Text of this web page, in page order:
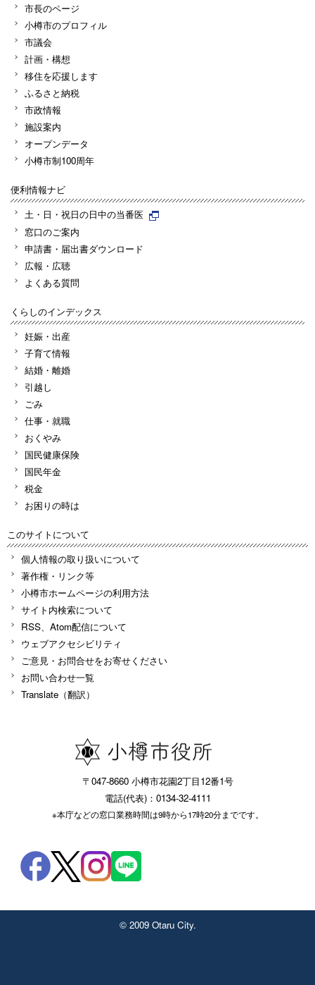
市長のページ
小樽市のプロフィル
市議会
計画・構想
移住を応援します
ふるさと納税
市政情報
施設案内
オープンデータ
小樽市制100周年
便利情報ナビ
土・日・祝日の日中の当番医
窓口のご案内
申請書・届出書ダウンロード
広報・広聴
よくある質問
くらしのインデックス
妊娠・出産
子育て情報
結婚・離婚
引越し
ごみ
仕事・就職
おくやみ
国民健康保険
国民年金
税金
お困りの時は
このサイトについて
個人情報の取り扱いについて
著作権・リンク等
小樽市ホームページの利用方法
サイト内検索について
RSS、Atom配信について
ウェブアクセシビリティ
ご意見・お問合せをお寄せください
お問い合わせ一覧
Translate（翻訳）
〒047-8660 小樽市花園2丁目12番1号
電話(代表)：0134-32-4111
※本庁などの窓口業務時間は9時から17時20分までです。
© 2009 Otaru City.